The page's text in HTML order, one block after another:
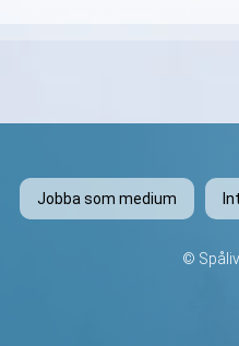
Jobba som medium
©